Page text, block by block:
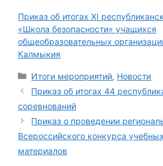
Приказ об итогах XI
«Школа безопасности» учащихся
общеобразовательных
Калмыкия
Итоги мероприятий, Новости
Приказ об итогах 44
соревнований
Приказ о проведении
Всероссийского конкурса
материалов